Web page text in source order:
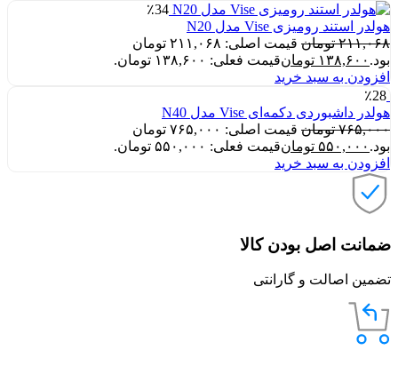
٪34
هولدر استند رومیزی Vise مدل N20
۲۱۱,۰۶۸ تومان
قیمت اصلی: ۲۱۱,۰۶۸ تومان
بود. ۱۳۸,۶۰۰ تومانقیمت فعلی: ۱۳۸,۶۰۰ تومان.
افزودن به سبد خرید
٪28
هولدر داشبوردی دکمه‌ای Vise مدل N40
۷۶۵,۰۰۰ تومان
قیمت اصلی: ۷۶۵,۰۰۰ تومان
بود. ۵۵۰,۰۰۰ تومانقیمت فعلی: ۵۵۰,۰۰۰ تومان.
افزودن به سبد خرید
ضمانت اصل بودن کالا
تضمین اصالت و گارانتی